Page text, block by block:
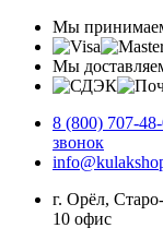
Мы
Мы
8 (800) 707-
звонок
г. Орёл,
10 офис